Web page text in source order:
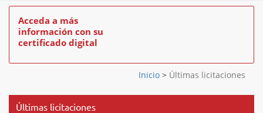
Acceda a más
información con su
certificado digital
Inicio > Últimas licitaciones
Últimas licitaciones